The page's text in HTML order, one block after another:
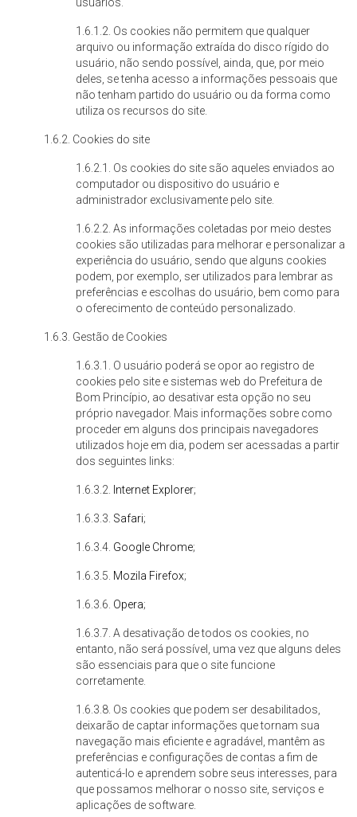
1.6.1.2. Os cookies não permitem que qualquer
arquivo ou informação extraída do disco rígido do
usuário, não sendo possível, ainda, que, por meio
deles, se tenha acesso a informações pessoais que
não tenham partido do usuário ou da forma como
utiliza os recursos do site.
1.6.2. Cookies do site
1.6.2.1. Os cookies do site são aqueles enviados ao
computador ou dispositivo do usuário e
administrador exclusivamente pelo site.
1.6.2.2. As informações coletadas por meio destes
cookies são utilizadas para melhorar e personalizar a
experiência do usuário, sendo que alguns cookies
podem, por exemplo, ser utilizados para lembrar as
preferências e escolhas do usuário, bem como para
o oferecimento de conteúdo personalizado.
1.6.3. Gestão de Cookies
1.6.3.1. O usuário poderá se opor ao registro de
cookies pelo site e sistemas web do Prefeitura de
Bom Princípio, ao desativar esta opção no seu
próprio navegador. Mais informações sobre como
proceder em alguns dos principais navegadores
utilizados hoje em dia, podem ser acessadas a partir
dos seguintes links:
1.6.3.2. Internet Explorer;
1.6.3.3. Safari;
1.6.3.4. Google Chrome;
1.6.3.5. Mozila Firefox;
1.6.3.6. Opera;
1.6.3.7. A desativação de todos os cookies, no
entanto, não será possível, uma vez que alguns deles
são essenciais para que o site funcione
corretamente.
1.6.3.8. Os cookies que podem ser desabilitados,
deixarão de captar informações que tornam sua
navegação mais eficiente e agradável, mantêm as
preferências e configurações de contas a fim de
autenticá-lo e aprendem sobre seus interesses, para
que possamos melhorar o nosso site, serviços e
aplicações de software.